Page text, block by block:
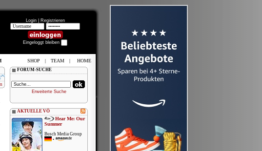
Login | Registrieren
Eingeloggt bleiben
FORUM-SUCHE
Erweiterte Suche
AKTUELLE VÖ
Hear Me: Our
Summer
Busch Media Group
•
SHOP | TEAM | HOME